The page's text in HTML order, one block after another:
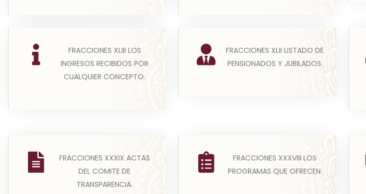
FRACCIONES XLIII LOS
INGRESOS RECIBIDOS POR
CUALQUIER CONCEPTO.
(A) Los sujetos obligados
publicarán información sobre los
recursos recibidos por cua...
FRACCIONES XLII LISTADO DE
PENSIONADOS Y JUBILADOS.
(A) El listado de jubilados y
pensionados es generado y
publicado por el [indicar el...
FRACCIONES XXXIX ACTAS
DEL COMITE DE
TRANSPARENCIA.
(A) En esta fracción se publicará
información de las resoluciones
del Comité de Trans...
FRACCIONES XXXVIII LOS
PROGRAMAS QUE OFRECEN.
(A) En esta fracción todos los
sujetos obligados publicarán la
información de todos l...